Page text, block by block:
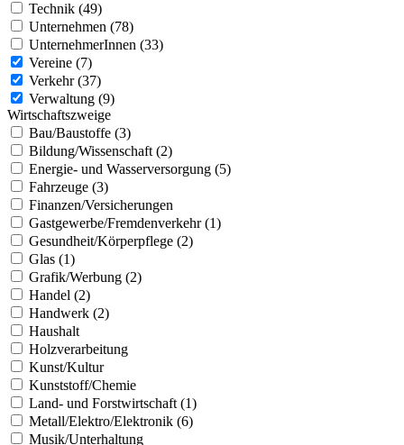
Technik (49)
Unternehmen (78)
UnternehmerInnen (33)
Vereine (7)
Verkehr (37)
Verwaltung (9)
Wirtschaftszweige
Bau/Baustoffe (3)
Bildung/Wissenschaft (2)
Energie- und Wasserversorgung (5)
Fahrzeuge (3)
Finanzen/Versicherungen
Gastgewerbe/Fremdenverkehr (1)
Gesundheit/Körperpflege (2)
Glas (1)
Grafik/Werbung (2)
Handel (2)
Handwerk (2)
Haushalt
Holzverarbeitung
Kunst/Kultur
Kunststoff/Chemie
Land- und Forstwirtschaft (1)
Metall/Elektro/Elektronik (6)
Musik/Unterhaltung